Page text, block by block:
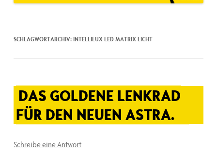
SCHLAGWORTARCHIV:INTELLILUX LED MATRIX LICHT
DAS GOLDENE LENKRAD
FÜR DEN NEUEN ASTRA.
Schreibe eine Antwort